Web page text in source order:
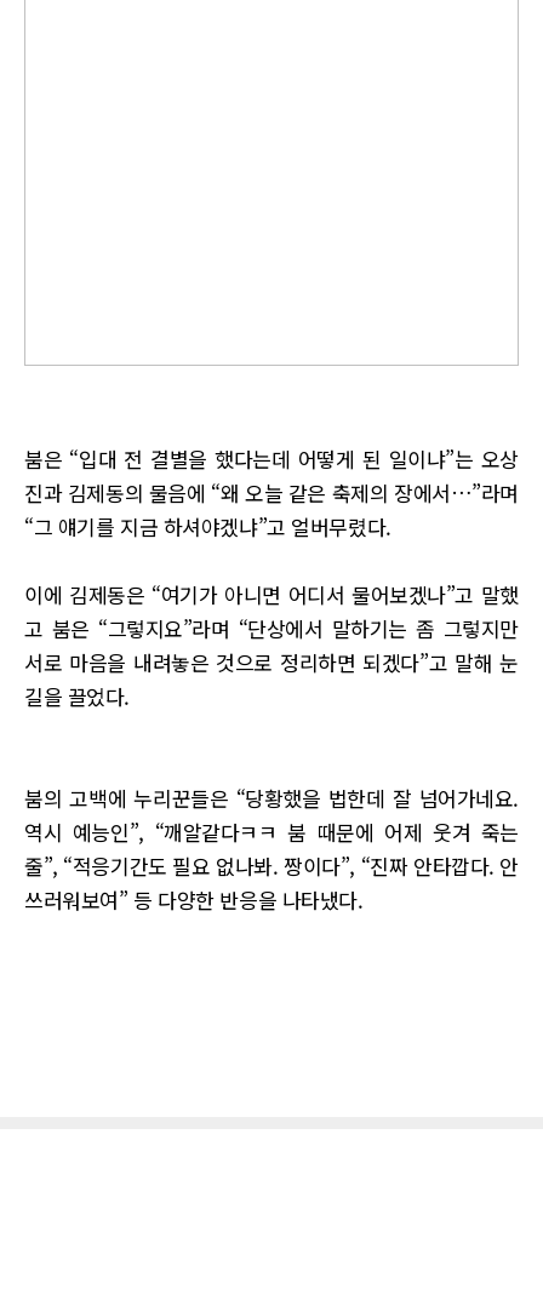
붐은 “입대 전 결별을 했다는데 어떻게 된 일이냐”는 오상
진과 김제동의 물음에 “왜 오늘 같은 축제의 장에서…”라며
“그 얘기를 지금 하셔야겠냐”고 얼버무렸다.
이에 김제동은 “여기가 아니면 어디서 물어보겠나”고 말했
고 붐은 “그렇지요”라며 “단상에서 말하기는 좀 그렇지만
서로 마음을 내려놓은 것으로 정리하면 되겠다”고 말해 눈
길을 끌었다.
붐의 고백에 누리꾼들은 “당황했을 법한데 잘 넘어가네요.
역시 예능인”, “깨알같다ㅋㅋ 붐 때문에 어제 웃겨 죽는
줄”, “적응기간도 필요 없나봐. 짱이다”, “진짜 안타깝다. 안
쓰러워보여” 등 다양한 반응을 나타냈다.